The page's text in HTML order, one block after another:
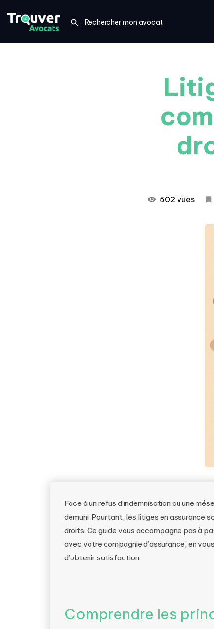
502 vues
Face à un refus d’indemnisation ou une
démuni. Pourtant, les litiges en assurance
droits. Ce guide vous accompagne pas à
avec votre compagnie d’assurance, en
d’obtenir satisfaction.
Comprendre les